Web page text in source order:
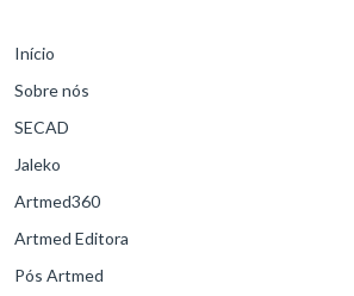
Início
Sobre nós
SECAD
Jaleko
Artmed360
Artmed Editora
Pós Artmed